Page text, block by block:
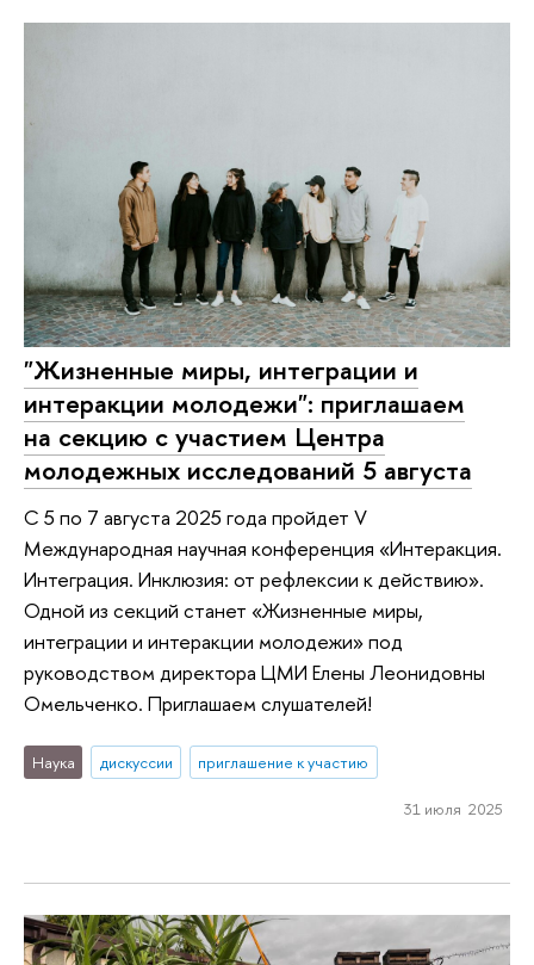
"Жизненные миры, интеграции и
интеракции молодежи": приглашаем
на секцию с участием Центра
молодежных исследований 5 августа
С 5 по 7 августа 2025 года пройдет V
Международная научная конференция «Интеракция.
Интеграция. Инклюзия: от рефлексии к действию».
Одной из секций станет «Жизненные миры,
интеграции и интеракции молодежи» под
руководством директора ЦМИ Елены Леонидовны
Омельченко. Приглашаем слушателей!
Наука дискуссии приглашение к участию
31 июля 2025